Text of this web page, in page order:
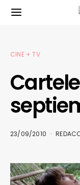
CINE + TV
23/09/2010